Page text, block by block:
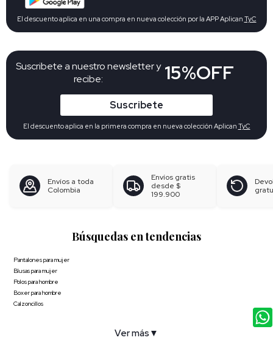
Suscribete a nuestro newsletter y
recibe:
15%OFF
Suscribete
El descuento aplica en la primera compra en nueva colección Aplican TyC
El descuento aplica en una compra en nueva colección por la APP Aplican TyC
Envíos a toda
Colombia
Envíos gratis
desde $
199.900
Búsquedas en tendencias
Pantalones para mujer
Blusas para mujer
Polos para hombre
Boxer para hombre
Calzoncillos
Ver más ▼